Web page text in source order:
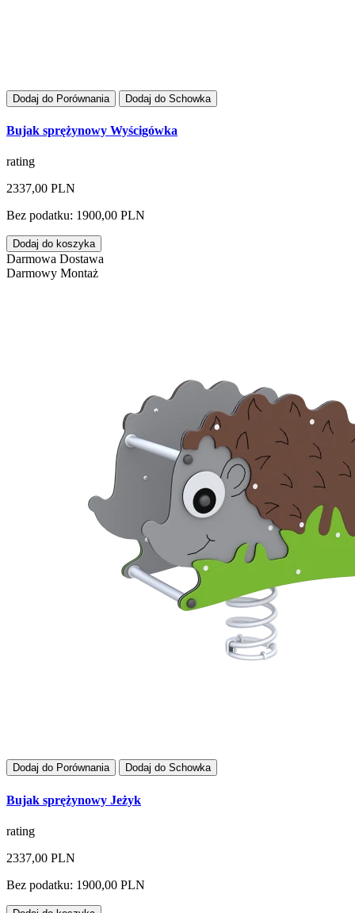
Dodaj do Porównania Dodaj do Schowka
Bujak sprężynowy Wyścigówka
rating
2337,00 PLN
Bez podatku: 1900,00 PLN
Dodaj do koszyka
Darmowa Dostawa
Darmowy Montaż
Dodaj do Porównania Dodaj do Schowka
Bujak sprężynowy Jeżyk
rating
2337,00 PLN
Bez podatku: 1900,00 PLN